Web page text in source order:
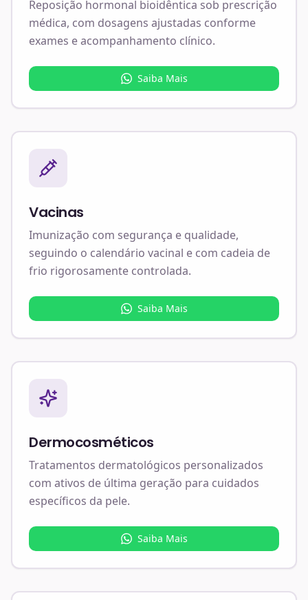
Reposição hormonal bioidêntica sob prescrição
médica, com dosagens ajustadas conforme
exames e acompanhamento clínico.
Saiba Mais
Vacinas
Imunização com segurança e qualidade,
seguindo o calendário vacinal e com cadeia de
frio rigorosamente controlada.
Saiba Mais
Dermocosméticos
Tratamentos dermatológicos personalizados
com ativos de última geração para cuidados
específicos da pele.
Saiba Mais